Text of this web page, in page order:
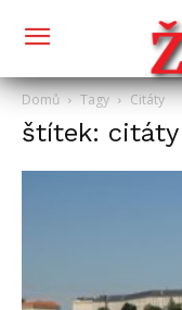
Domů Tagy Citáty
štítek: citáty